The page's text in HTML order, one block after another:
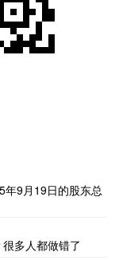
年9月19日的股东总
多人都做错了